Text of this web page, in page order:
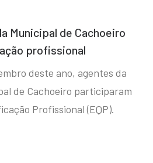
Municipal de Cachoeiro
profissional
deste ano, agentes da
de Cachoeiro participaram
Profissional (EQP).